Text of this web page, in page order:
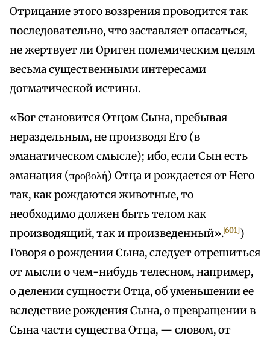
Отрицание этого воззрения проводится так
последовательно, что заставляет опасаться,
не жертвует ли Ориген полемическим целям
весьма существенными интересами
догматической истины.
«Бог становится Отцом Сына, пребывая
нераздельным, не производя Его (в
эманатическом смысле); ибо, если Сын есть
эманация (προβολή) Отца и рождается от Него
так, как рождаются животные, то
необходимо должен быть телом как
производящий, так и произведенный».[601])
Говоря о рождении Сына, следует отрешиться
от мысли о чем-нибудь телесном, например,
о делении сущности Отца, об уменьшении ее
вследствие рождения Сына, о превращении в
Сына части существа Отца, — словом, от